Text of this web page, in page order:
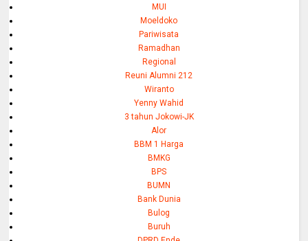
MUI
Moeldoko
Pariwisata
Ramadhan
Regional
Reuni Alumni 212
Wiranto
Yenny Wahid
3 tahun Jokowi-JK
Alor
BBM 1 Harga
BMKG
BPS
BUMN
Bank Dunia
Bulog
Buruh